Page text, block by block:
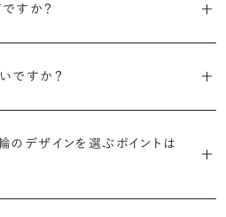
した「ミラー」が人気です。
すか？
注目も高まっています。
ですか？
みでお選びいただくと良いかと思い
のデザインを選ぶポイントは